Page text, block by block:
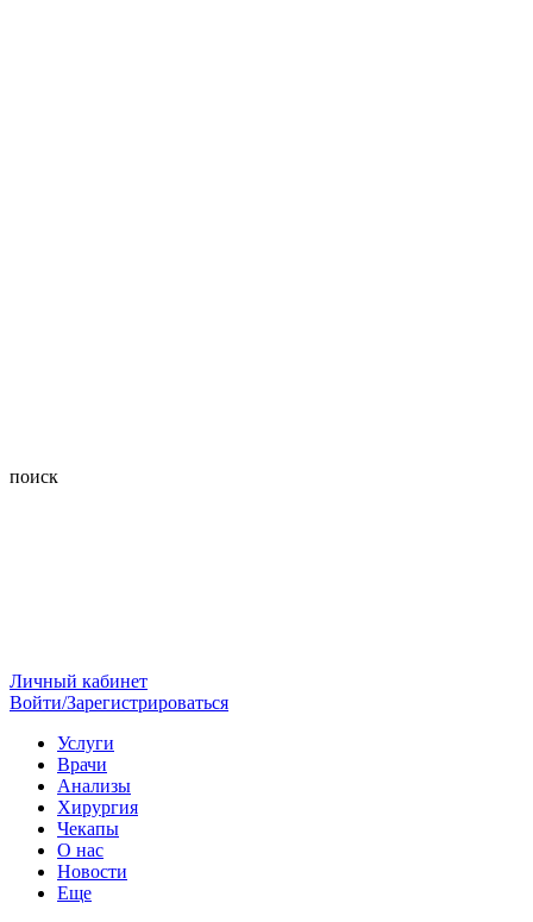
поиск
Личный кабинет
Войти/Зарегистрироваться
Услуги
Врачи
Анализы
Хирургия
Чекапы
О нас
Новости
Еще